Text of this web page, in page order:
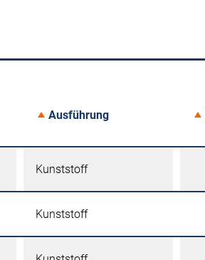
Ausführung
Kunststoff
Kunststoff